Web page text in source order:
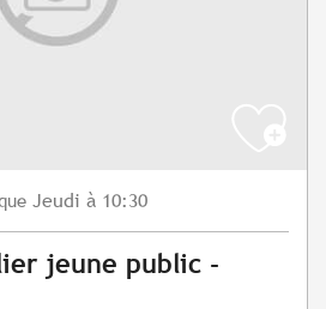
Jeudi à 10:30
jeune public -